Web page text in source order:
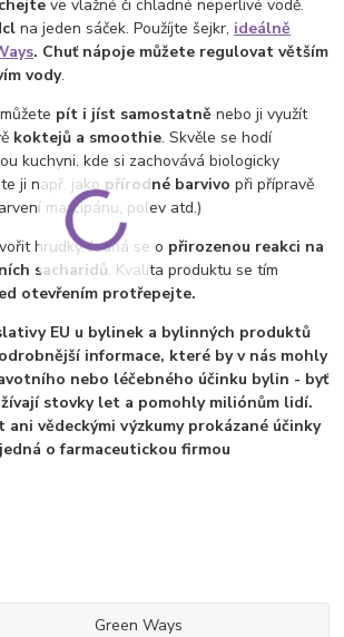
ve vlažné či chladné neperlivé vodě.
na jeden sáček. Použíjte šejkr, ideálně
. Chuť nápoje můžete regulovat větším
vody.
můžete pít i jíst samostatně nebo ji využít
koktejů a smoothie. Skvěle se hodí
kuchyni, kde si zachovává biologicky
ji např. jakopřírodné barvivo při přípravě
marcipánu, polev atd.)
hrudky. Jedná se o přirozenou reakci na
sacharidů. Kvalita produktu se tím
otevřením protřepejte.
EU u bylinek a bylinných produktů
informace, které by v nás mohly
nebo léčebného účinku bylin - byť
stovky let a pomohly miliónům lidí.
ani vědeckými výzkumy prokázané účinky
o farmaceutickou firmou
Green Ways